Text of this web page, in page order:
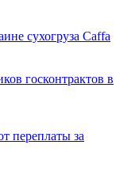
сухогруза Caffa
госконтрактов в
переплаты за